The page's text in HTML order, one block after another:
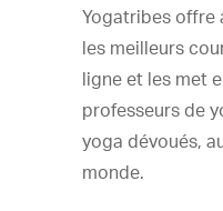
Yogatribes offre
les meilleurs
ligne et les met
professeurs de
yoga dévoués,
monde.